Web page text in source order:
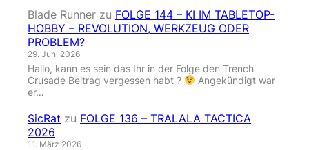
Blade Runner zu FOLGE 144 – KI IM TABLETOP-
HOBBY – REVOLUTION, WERKZEUG ODER
PROBLEM?
29. Juni 2026
Hallo, kann es sein das Ihr in der Folge den Trench
Crusade Beitrag vergessen habt ?
Angekündigt war
er…
SicRat zu FOLGE 136 – TRALALA TACTICA
2026
11. März 2026